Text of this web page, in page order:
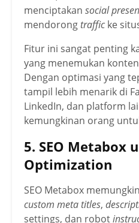
menciptakan social
mendorongtrafficke
Fitur ini sangat penting
yang menemukan
Dengan optimasi yang
tampil lebih menarik di
LinkedIn, dan platform
kemungkinan orang
5. SEO Metabox
Optimization
SEO Metabox
custom meta titles,
settings, dan robot